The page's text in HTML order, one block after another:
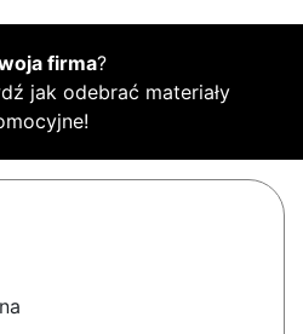
firma?
jak odebrać materiały